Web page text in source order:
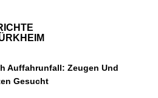
Auffahrunfall: Zeugen Und
Gesucht